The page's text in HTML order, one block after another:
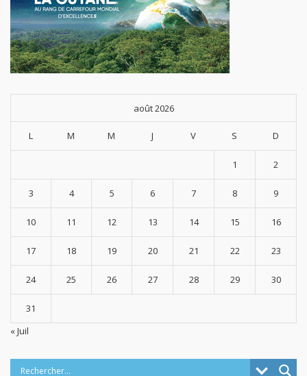
août 2026
L M M J V S D
1 2
3 4 5 6 7 8 9
10 11 12 13 14 15 16
17 18 19 20 21 22 23
24 25 26 27 28 29 30
31
« Juil